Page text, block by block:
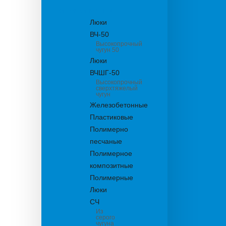
Люки
ВЧ-50
Высокопрочный
чугун 50
Люки
ВЧШГ-50
Высокопрочный
сверхтяжелый
чугун
Железобетонные
Пластиковые
Полимерно
песчаные
Полимерное
композитные
Полимерные
Люки
СЧ
Из
серого
чугуна